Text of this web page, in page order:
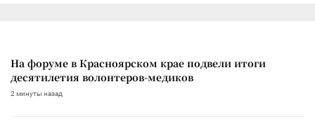
На форуме в Красноярском крае подвели итоги
десятилетия волонтеров-медиков
2 минуты назад